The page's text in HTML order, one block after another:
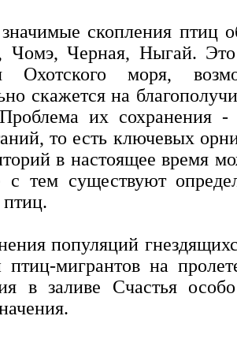
скопления птиц
Черная, Ныгай. Это
Охотского моря,
скажется на
их сохранения
то есть ключевых
в настоящее время
с тем существуют
птиц.
популяций
птиц-мигрантов на
в заливе Счастья